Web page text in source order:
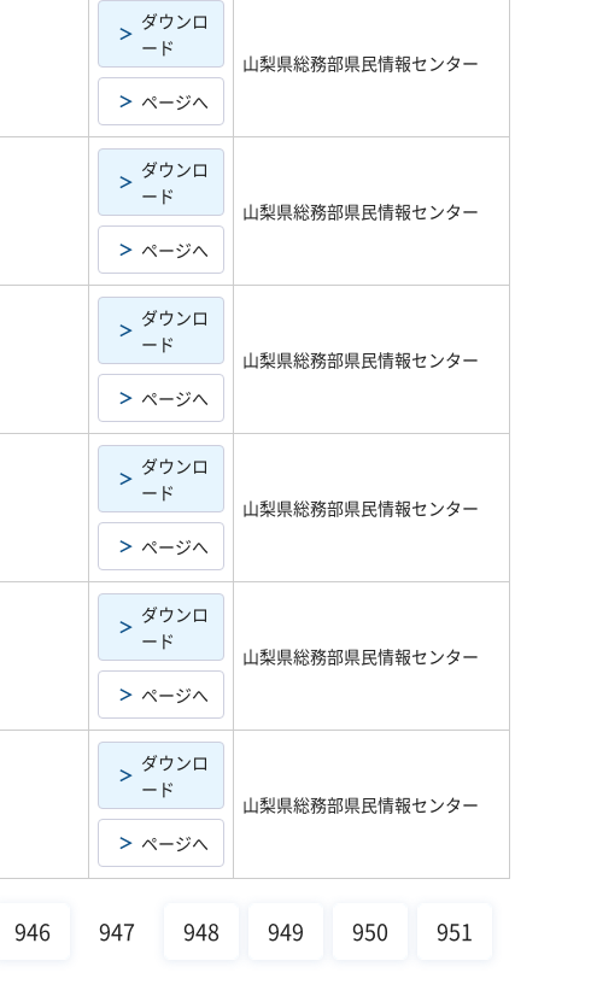
ダウンロ
ード
ページへ
山梨県総務部県民情報センター
ダウンロ
ード
ページへ
山梨県総務部県民情報センター
ダウンロ
ード
ページへ
山梨県総務部県民情報センター
ダウンロ
ード
ページへ
山梨県総務部県民情報センター
ダウンロ
ード
ページへ
山梨県総務部県民情報センター
ダウンロ
ード
ページへ
山梨県総務部県民情報センター
946 947 948 949 950
951